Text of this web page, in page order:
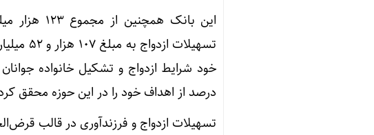
درصد از اهداف خود را در این حوزه محقق